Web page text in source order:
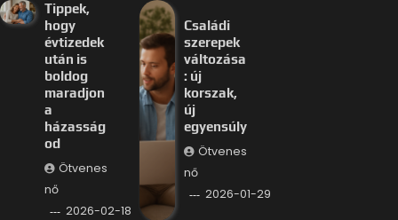
Tippek,
hogy
évtizedek
után is
boldog
maradjon
a
házasság
od
Ötvenes
nő
2026-02-18
Családi
szerepek
változása
: új
korszak,
új
egyensúly
Ötvenes
nő
2026-01-29